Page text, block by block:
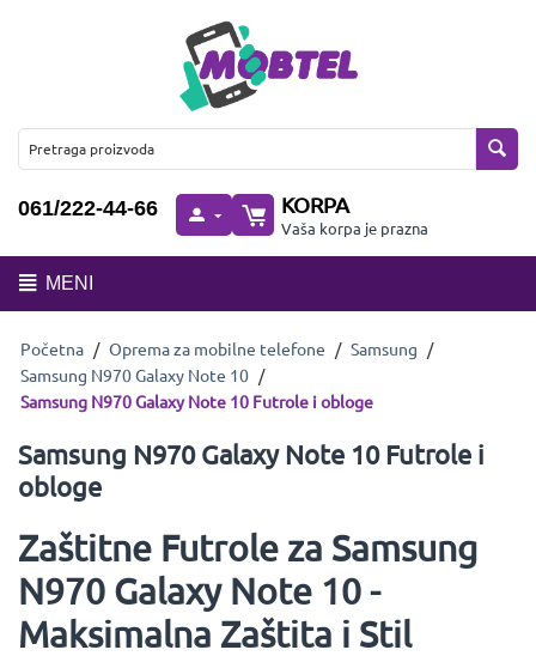
061/222-44-66 KORPA
Vaša korpa je prazna
MENI
Početna / Oprema za mobilne telefone / Samsung /
Samsung N970 Galaxy Note 10 /
Samsung N970 Galaxy Note 10 Futrole i obloge
Samsung N970 Galaxy Note 10 Futrole i
obloge
Zaštitne Futrole za Samsung
N970 Galaxy Note 10 -
Maksimalna Zaštita i Stil